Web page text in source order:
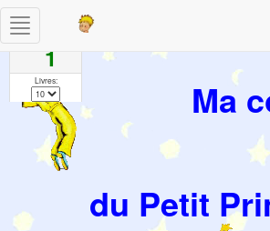
Ma
du Petit
Toggle
navigation
Pages
1
Livres: